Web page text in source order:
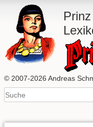
© 2007-2026 Andreas